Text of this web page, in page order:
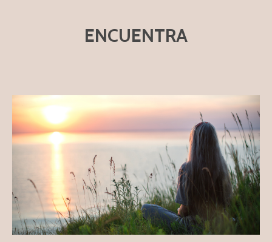
ENCUENTRA